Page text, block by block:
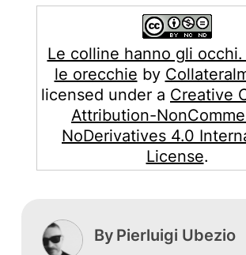
Le colline hanno gli occhi.
le orecchie by
licensed under a Creative
Attribution-
NoDerivatives 4.0
License.
By Pierluigi Ubezio